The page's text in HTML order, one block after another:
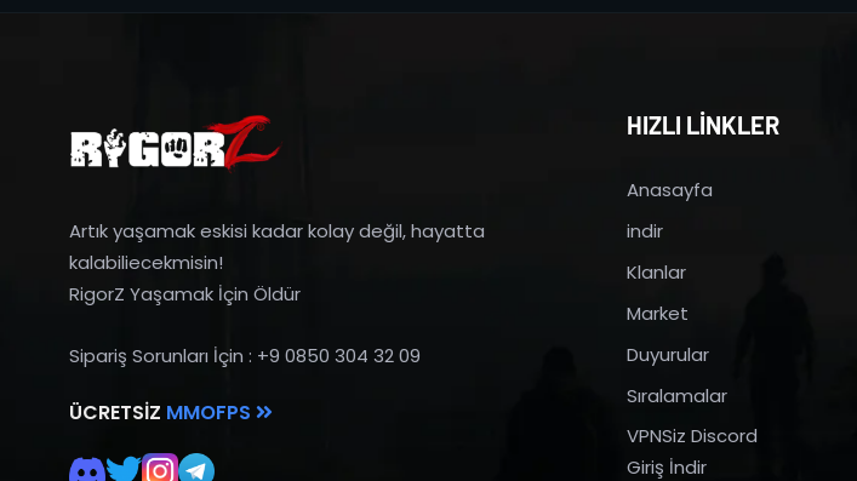
Artık yaşamak eskisi kadar kolay değil, hayatta
kalabiliecekmisin!
RigorZ Yaşamak İçin Öldür
Sipariş Sorunları İçin : +9 0850 304 32 09
ÜCRETSIZ MMOFPS
HIZLI LİNKLER
Anasayfa
indir
Klanlar
Market
Duyurular
Sıralamalar
VPNSiz Discord
Giriş İndir